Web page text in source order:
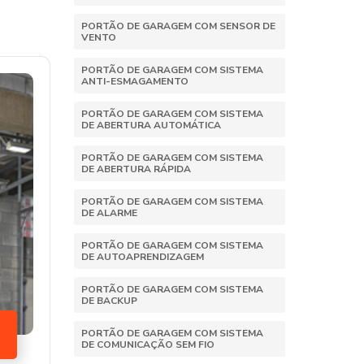
PORTÃO DE GARAGEM COM SENSOR DE
VENTO
PORTÃO DE GARAGEM COM SISTEMA
ANTI-ESMAGAMENTO
PORTÃO DE GARAGEM COM SISTEMA
DE ABERTURA AUTOMÁTICA
PORTÃO DE GARAGEM COM SISTEMA
DE ABERTURA RÁPIDA
PORTÃO DE GARAGEM COM SISTEMA
DE ALARME
PORTÃO DE GARAGEM COM SISTEMA
DE AUTOAPRENDIZAGEM
PORTÃO DE GARAGEM COM SISTEMA
DE BACKUP
PORTÃO DE GARAGEM COM SISTEMA
DE COMUNICAÇÃO SEM FIO